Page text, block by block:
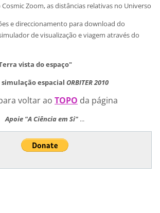
Zoom, as distâncias relativas no Universo
e direccionamento para download do
de visualização e viagem através do
vista do espaço"
simulação espacialORBITER 2010
voltar ao TOPO da página
Apoie "A Ciência em Si" ...